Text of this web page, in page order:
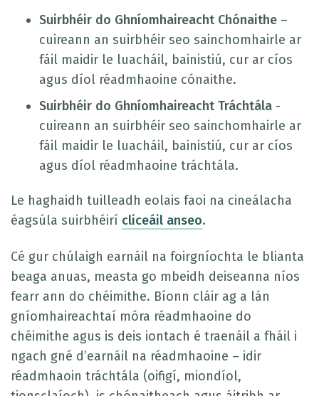
Suirbhéir do Ghníomhaireacht Chónaithe –
cuireann an suirbhéir seo sainchomhairle ar
fáil maidir le luacháil, bainistiú, cur ar cíos
agus díol réadmhaoine cónaithe.
Suirbhéir do Ghníomhaireacht Tráchtála -
cuireann an suirbhéir seo sainchomhairle ar
fáil maidir le luacháil, bainistiú, cur ar cíos
agus díol réadmhaoine tráchtála.
Le haghaidh tuilleadh eolais faoi na cineálacha
éagsúla suirbhéirí cliceáil anseo.
Cé gur chúlaigh earnáil na foirgníochta le blianta
beaga anuas, measta go mbeidh deiseanna níos
fearr ann do chéimithe. Bíonn cláir ag a lán
gníomhaireachtaí móra réadmhaoine do
chéimithe agus is deis iontach é traenáil a fháil i
ngach gné d’earnáil na réadmhaoine – idir
réadmhaoin tráchtála (oifigí, miondíol,